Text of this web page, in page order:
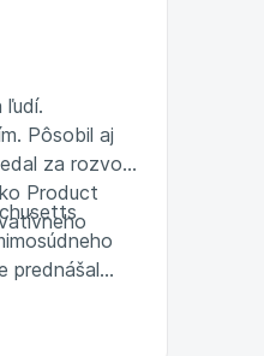
ľudí.
Pôsobil aj
za rozvoj
Product
prednášal